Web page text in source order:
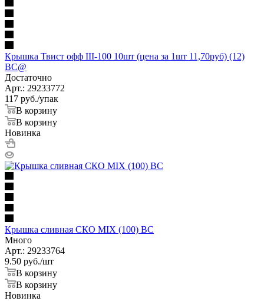
Крышка Твист офф III-100 10шт (цена за 1шт 11,70руб) (12)
ВС@
Достаточно
Арт.: 29233772
117 руб./упак
В корзину
В корзину
Новинка
Крышка сливная СКО MIX (100) ВС
Много
Арт.: 29233764
9.50 руб./шт
В корзину
В корзину
Новинка